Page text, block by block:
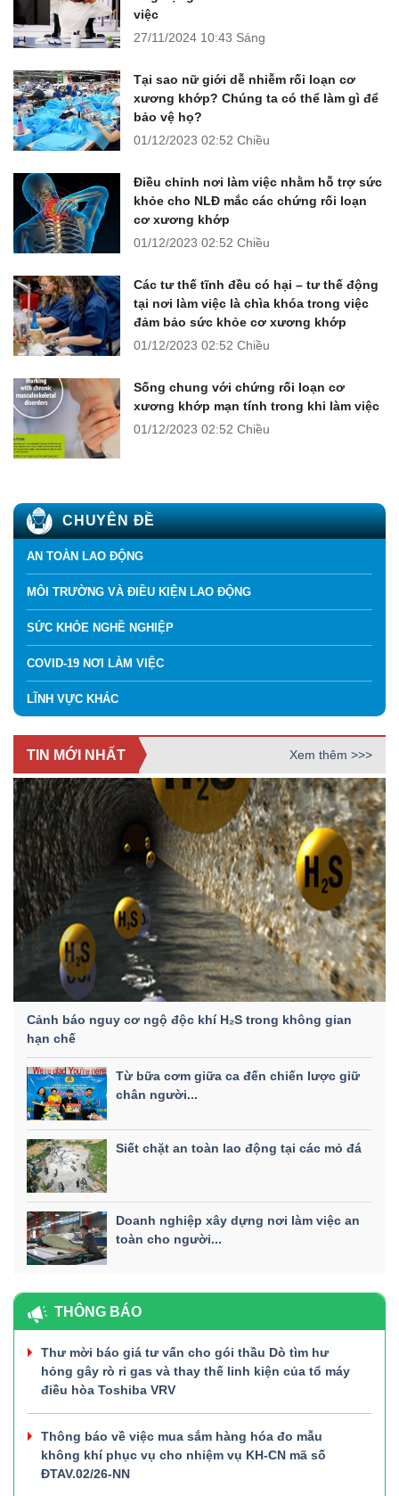
việc
27/11/2024 10:43 Sáng
Tại sao nữ giới dễ nhiễm rối loạn cơ
xương khớp? Chúng ta có thể làm gì để
bảo vệ họ?
01/12/2023 02:52 Chiều
Điều chỉnh nơi làm việc nhằm hỗ trợ sức
khỏe cho NLĐ mắc các chứng rối loạn
cơ xương khớp
01/12/2023 02:52 Chiều
Các tư thế tĩnh đều có hại – tư thế động
tại nơi làm việc là chìa khóa trong việc
đảm bảo sức khỏe cơ xương khớp
01/12/2023 02:52 Chiều
Sống chung với chứng rối loạn cơ
xương khớp mạn tính trong khi làm việc
01/12/2023 02:52 Chiều
CHUYÊN ĐỀ
AN TOÀN LAO ĐỘNG
MÔI TRƯỜNG VÀ ĐIỀU KIỆN LAO ĐỘNG
SỨC KHỎE NGHỀ NGHIỆP
COVID-19 NƠI LÀM VIỆC
LĨNH VỰC KHÁC
TIN MỚI NHẤT Xem thêm >>>
Cảnh báo nguy cơ ngộ độc khí H₂S trong không gian
hạn chế
Từ bữa cơm giữa ca đến chiến lược giữ
chân người...
Siết chặt an toàn lao động tại các mỏ đá
Doanh nghiệp xây dựng nơi làm việc an
toàn cho người...
THÔNG BÁO
Thư mời báo giá tư vấn cho gói thầu Dò tìm hư
hỏng gây rò rỉ gas và thay thế linh kiện của tổ máy
điều hòa Toshiba VRV
Thông báo về việc mua sắm hàng hóa đo mẫu
không khí phục vụ cho nhiệm vụ KH-CN mã số
ĐTAV.02/26-NN